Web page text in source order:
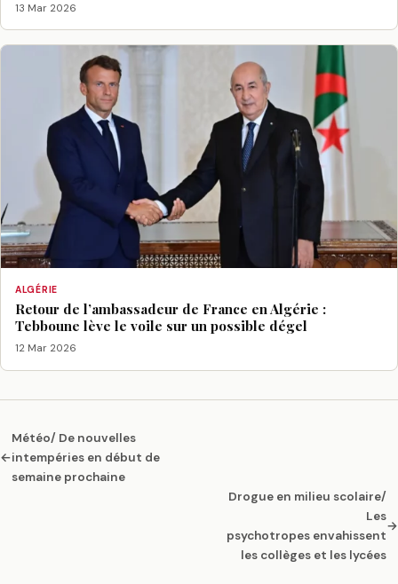
13 Mar 2026
ALGÉRIE
Retour de l’ambassadeur de France en Algérie :
Tebboune lève le voile sur un possible dégel
12 Mar 2026
←
Météo/ De nouvelles
intempéries en début de
semaine prochaine
Drogue en milieu scolaire/
Les
psychotropes envahissent
les collèges et les lycées
→